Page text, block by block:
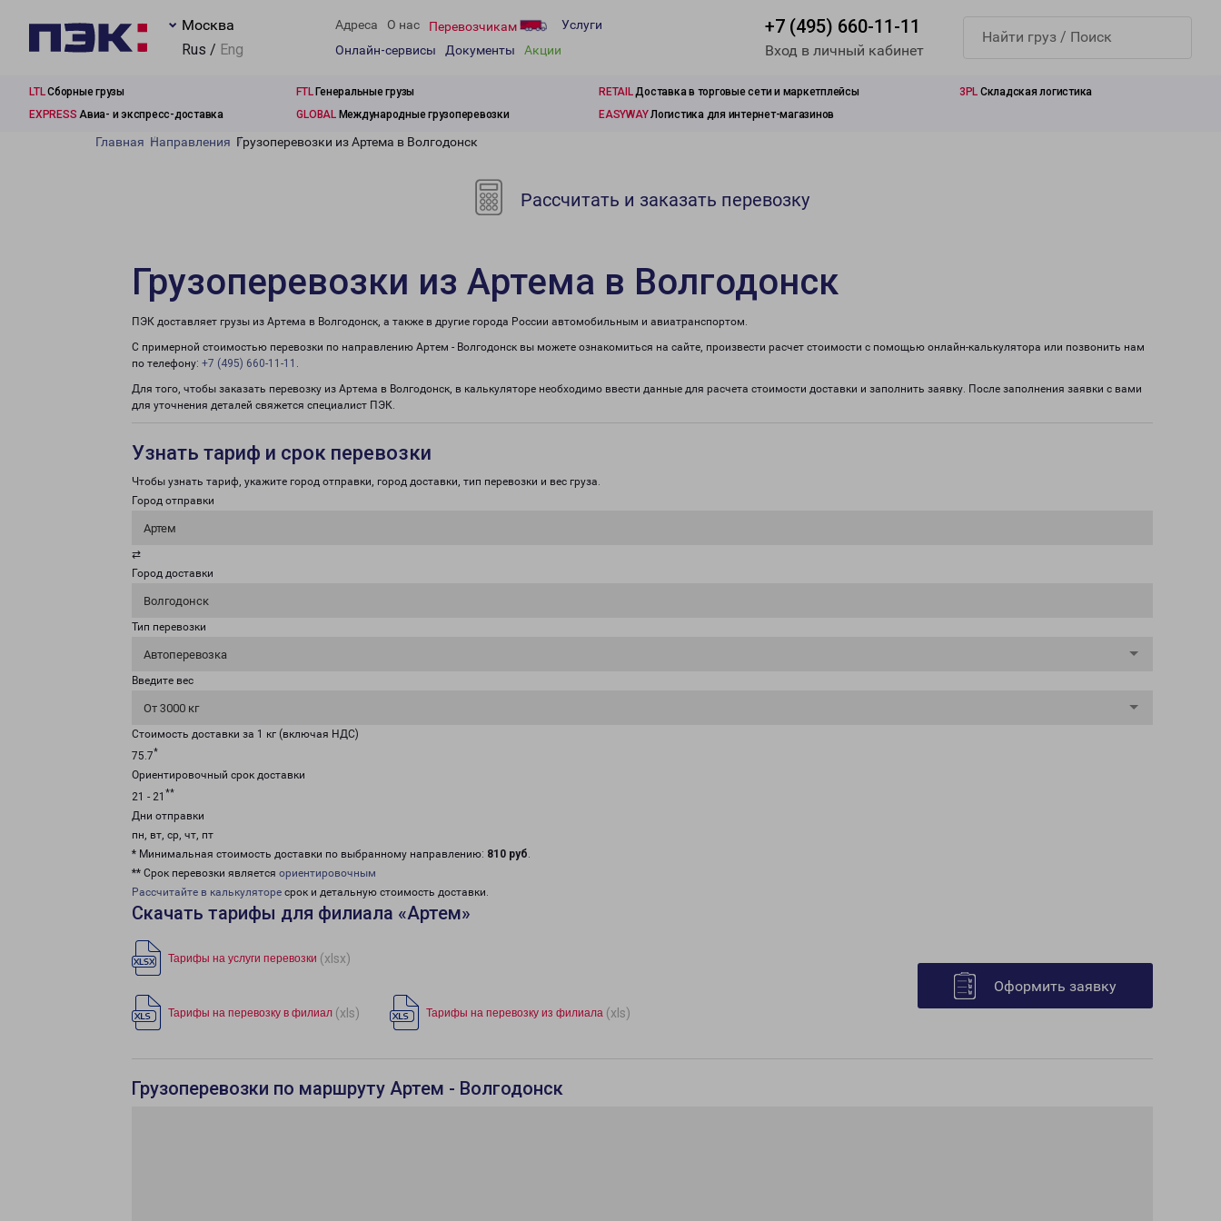
Москва
Rus / Eng
Адреса О нас Перевозчикам
Услуги
Онлайн-сервисы
Документы Акции
+7 (495) 660-11-11
Вход в личный кабинет
LTLСборные грузы FTLГенеральные грузы RETAILДоставка в торговые сети и маркетплейсы 3PL Складская логистика
EXPRESS Авиа- и экспресс-доставка GLOBALМеждународные грузоперевозки EASYWAYЛогистика для интернет-магазинов
Главная Направления Грузоперевозки из Артема в Волгодонск
Рассчитать и заказать перевозку
Грузоперевозки из Артема в Волгодонск
ПЭК доставляет грузы из Артема в Волгодонск, а также в другие города России автомобильным и авиатранспортом.
С примерной стоимостью перевозки по направлению Артем - Волгодонск вы можете ознакомиться на сайте, произвести расчет стоимости с помощью онлайн-калькулятора или позвонить нам
по телефону: +7 (495) 660-11-11 .
Для того, чтобы заказать перевозку из Артема в Волгодонск, в калькуляторе необходимо ввести данные для расчета стоимости доставки и заполнить заявку. После заполнения заявки с вами
для уточнения деталей свяжется специалист ПЭК.
Узнать тариф и срок перевозки
Чтобы узнать тариф, укажите город отправки, город доставки, тип перевозки и вес груза.
Город отправки
Артем
⇄
Город доставки
Волгодонск
Тип перевозки
Автоперевозка
Введите вес
От 3000 кг
Стоимость доставки за 1 кг (включая НДС)
75.7*
Ориентировочный срок доставки
21 - 21 **
Дни отправки
пн, вт, ср, чт, пт
* Минимальная стоимость доставки по выбранному направлению: 810 руб.
** Срок перевозки является ориентировочным
Рассчитайте в калькуляторе срок и детальную стоимость доставки.
Скачать тарифы для филиала «Артем»
Тарифы на услуги перевозки (xlsx)
Тарифы на перевозку в филиал (xls) Тарифы на перевозку из филиала (xls)
Оформить заявку
Грузоперевозки по маршруту Артем - Волгодонск